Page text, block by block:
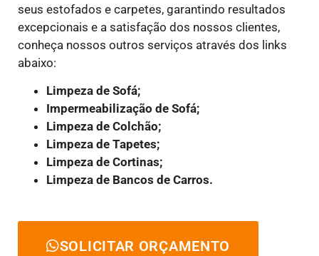
seus estofados e carpetes, garantindo resultados
excepcionais e a satisfação dos nossos clientes,
conheça nossos outros serviços através dos links
abaixo:
Limpeza de Sofá;
Impermeabilização de Sofá;
Limpeza de Colchão;
Limpeza de Tapetes;
Limpeza de Cortinas;
Limpeza de Bancos de Carros.
SOLICITAR ORÇAMENTO